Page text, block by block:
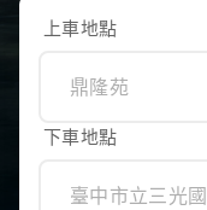
上車地點
下車地點